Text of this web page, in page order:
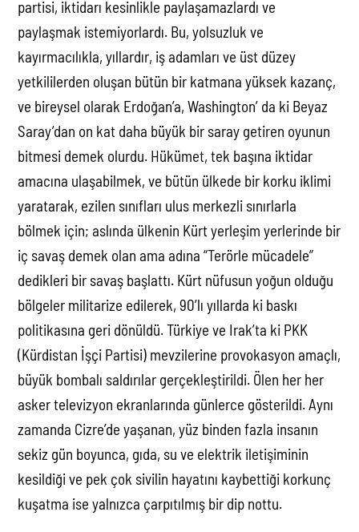
partisi, iktidarı kesinlikle paylaşamazlardı ve
paylaşmak istemiyorlardı. Bu, yolsuzluk ve
kayırmacılıkla, yıllardır, iş adamları ve üst düzey
yetkililerden oluşan bütün bir katmana yüksek kazanç,
ve bireysel olarak Erdoğan’a, Washington’ da ki Beyaz
Saray’dan on kat daha büyük bir saray getiren oyunun
bitmesi demek olurdu. Hükümet, tek başına iktidar
amacına ulaşabilmek, ve bütün ülkede bir korku iklimi
yaratarak, ezilen sınıfları ulus merkezli sınırlarla
bölmek için; aslında ülkenin Kürt yerleşim yerlerinde bir
iç savaş demek olan ama adına “Terörle mücadele”
dedikleri bir savaş başlattı. Kürt nüfusun yoğun olduğu
bölgeler militarize edilerek, 90’lı yıllarda ki baskı
politikasına geri dönüldü. Türkiye ve Irak’ta ki PKK
(Kürdistan İşçi Partisi) mevzilerine provokasyon amaçlı,
büyük bombalı saldırılar gerçekleştirildi. Ölen her her
asker televizyon ekranlarında günlerce gösterildi. Aynı
zamanda Cizre’de yaşanan, yüz binden fazla insanın
sekiz gün boyunca, gıda, su ve elektrik iletişiminin
kesildiği ve pek çok sivilin hayatını kaybettiği korkunç
kuşatma ise yalnızca çarpıtılmış bir dip nottu.